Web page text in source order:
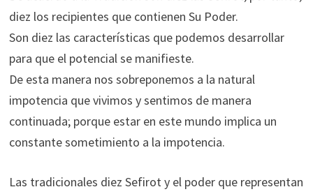
diez los recipientes que contienen Su Poder.
Son diez las características que podemos desarrollar
para que el potencial se manifieste.
De esta manera nos sobreponemos a la natural
impotencia que vivimos y sentimos de manera
continuada; porque estar en este mundo implica un
constante sometimiento a la impotencia.
Las tradicionales diez Sefirot y el poder que representan